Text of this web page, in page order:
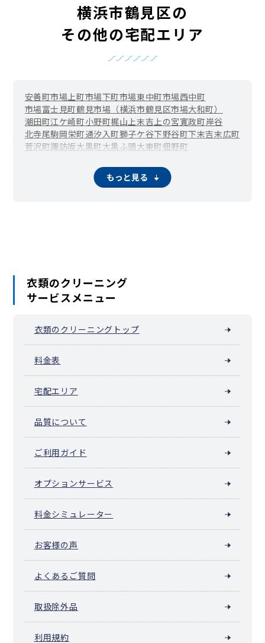
横浜市鶴見区の
その他の宅配エリア
安善町市場上町市場下町市場東中町市場西中町
市場富士見町鶴見市場（横浜市鶴見区市場大和町）
潮田町江ケ崎町小野町梶山上末吉上の宮寛政町岸谷
北寺尾駒岡栄町通汐入町獅子ケ谷下野谷町下末吉末広町
菅沢町諏訪坂大黒町大黒ふ頭大東町佃野町
東寺尾東台 東寺尾北台 平安町
もっと見る
衣類のクリーニング
サービスメニュー
衣類のクリーニングトップ
料金表
宅配エリア
品質について
ご利用ガイド
オプションサービス
料金シミュレーター
お客様の声
よくあるご質問
取扱除外品
利用規約